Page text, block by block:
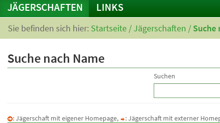
JÄGERSCHAFTEN
LINKS
Sie befinden sich hier: Startseite /Jägerschaften / Suche
Suche nach Name
Suchen
: Jägerschaft mit eigener Homepage, : Jägerschaft mit externer